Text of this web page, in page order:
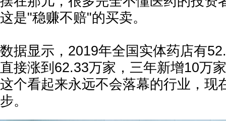
这是"稳赚不赔"的买卖。
数据显示，2019年全国实体药店有
直接涨到62.33万家，三年新增10万
这个看起来永远不会落幕的行业，现
步。